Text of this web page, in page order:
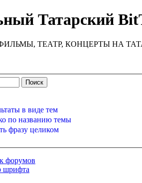
Татарский
ТЕАТР, КОНЦЕРТЫ НА
в виде тем
по названию темы
фразу целиком
форумов
шрифта